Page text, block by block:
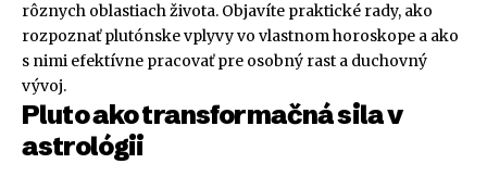
rôznych oblastiach života. Objavíte praktické rady, ako
rozpoznať plutónske vplyvy vo vlastnom horoskope a ako
s nimi efektívne pracovať pre osobný rast a duchovný
vývoj.
Pluto ako transformačná sila v
astrológii